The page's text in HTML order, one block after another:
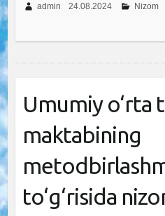
admin 24.08.2024 Nizom
Umumiy o‘rta
maktabining
to‘g‘risida